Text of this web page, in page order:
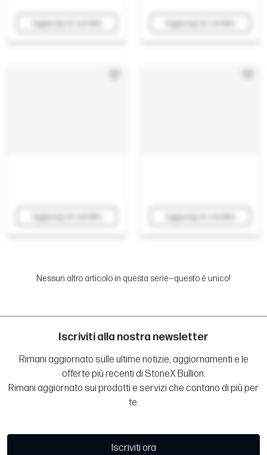
Aggiungi al carrello Aggiungi al carrello
Aggiungi al carrello Aggiungi al carrello
Nessun altro articolo in questa serie—questo è unico!
Iscriviti alla nostra newsletter
Rimani aggiornato sulle ultime notizie, aggiornamenti e le
offerte più recenti di StoneX Bullion.
Rimani aggiornato sui prodotti e servizi che contano di più per
te.
Iscriviti ora